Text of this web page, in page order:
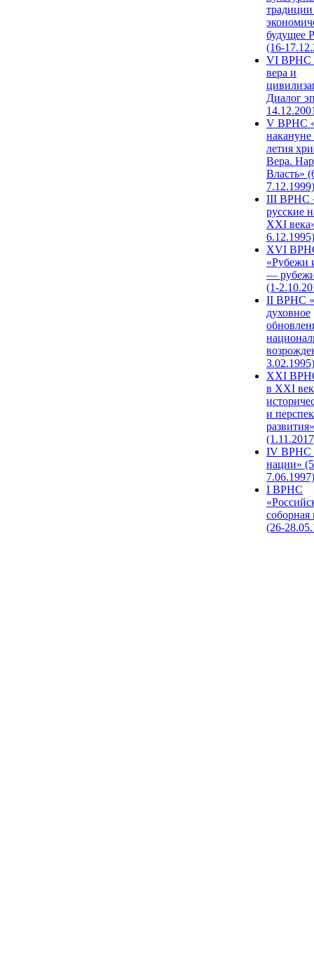
будущее
(16-
VI ВРНС
вера и
Диалог
V ВРНС
накануне
летия
Вера.
Власть»
7.12.1999)
III ВРНС
русские
XXI
6.12.1995)
XVI
«Рубежи
—
(1-
II ВРНС
духовное
3.02.1995)
XХI
в XXI
и
развития»
IV ВРНС
нации»
7.06.1997)
I ВРНС
(26-